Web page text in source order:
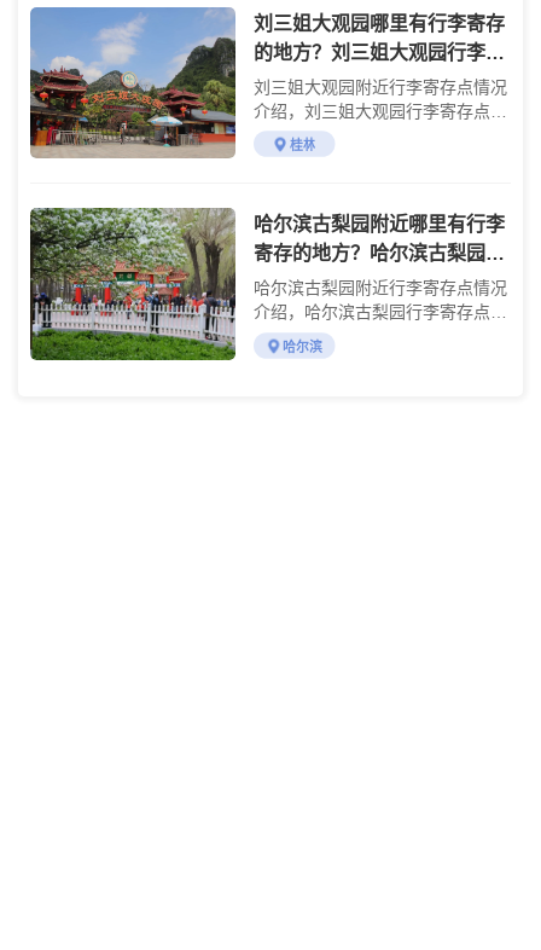
刘三姐大观园哪里有行李寄存
的地方？刘三姐大观园行李寄
存怎么收费？
刘三姐大观园附近行李寄存点情况
介绍，刘三姐大观园行李寄存点收
费标准介绍
桂林
哈尔滨古梨园附近哪里有行李
寄存的地方？哈尔滨古梨园行
李寄存怎么收费？
哈尔滨古梨园附近行李寄存点情况
介绍，哈尔滨古梨园行李寄存点收
费标准介绍
哈尔滨